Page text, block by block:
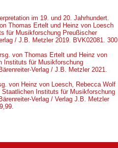
im 19. und 20. Jahrhundert.
Thomas Ertelt und Heinz von Loesch
für Musikforschung Preußischer
/ J.B. Metzler 2019. BVK02081. 300
von Thomas Ertelt und Heinz von
Instituts für Musikforschung
Verlag / J.B. Metzler 2021.
€ 69,99.
von Heinz von Loesch, Rebecca Wolf
Instituts für Musikforschung
Verlag / Verlag J.B. Metzler